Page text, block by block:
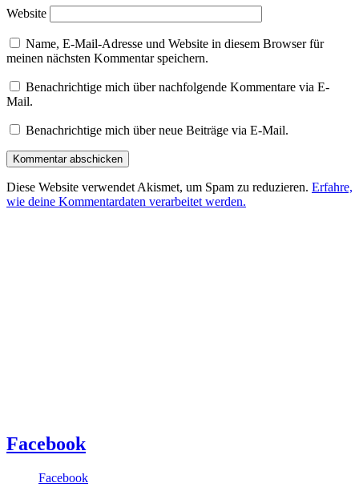
Website
Name, E-Mail-Adresse und Website in diesem Browser für
meinen nächsten Kommentar speichern.
Benachrichtige mich über nachfolgende Kommentare via E-
Mail.
Benachrichtige mich über neue Beiträge via E-Mail.
Diese Website verwendet Akismet, um Spam zu reduzieren. Erfahre,
wie deine Kommentardaten verarbeitet werden.
Facebook
Facebook